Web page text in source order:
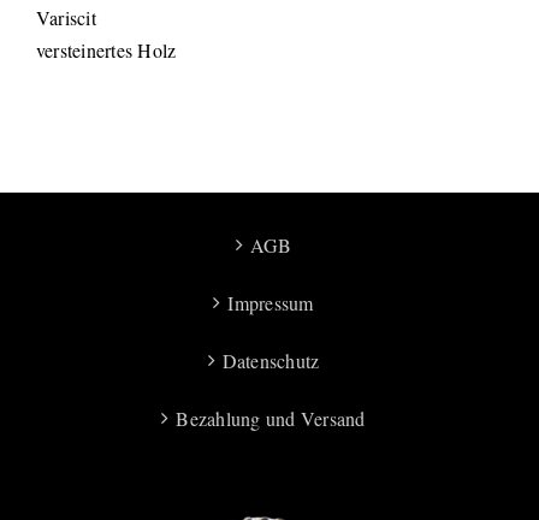
Variscit
versteinertes Holz
AGB
Impressum
Datenschutz
Bezahlung und Versand